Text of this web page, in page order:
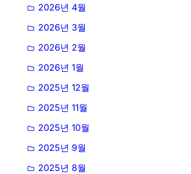
2026년 4월
2026년 3월
2026년 2월
2026년 1월
2025년 12월
2025년 11월
2025년 10월
2025년 9월
2025년 8월